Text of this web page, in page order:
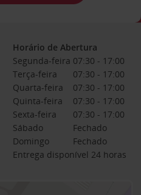
Horário de Abertura
Segunda-feira 07:30 - 17:00
Terça-feira
07:30 - 17:00
Quarta-feira
07:30 - 17:00
Quinta-feira
07:30 - 17:00
Sexta-feira
07:30 - 17:00
Sábado
Fechado
Domingo
Fechado
Entrega disponível 24 horas